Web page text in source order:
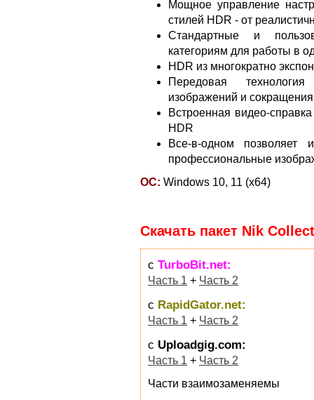
Мощное управление
стилей HDR - от
Стандартные и
категориям для работы в
HDR из многократно
Передовая
изображений и
Встроенная видео-
HDR
Все-в-одном
профессиональные
ОС: Windows 10, 11 (x64)
Скачать пакет Nik
с TurboBit.net:
Часть 1 + Часть 2
с RapidGator.net:
Часть 1 + Часть 2
с Uploadgig.com:
Часть 1 + Часть 2
Части взаимозаменяемы